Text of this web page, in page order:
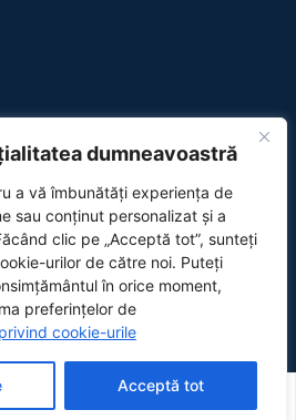
dumneavoastră
a vă îmbunătăți experiența de
sau conținut personalizat și a
clic pe „Acceptă tot”, sunteți
urilor de către noi. Puteți
în orice moment,
preferințelor de
cookie-urile
Acceptă tot